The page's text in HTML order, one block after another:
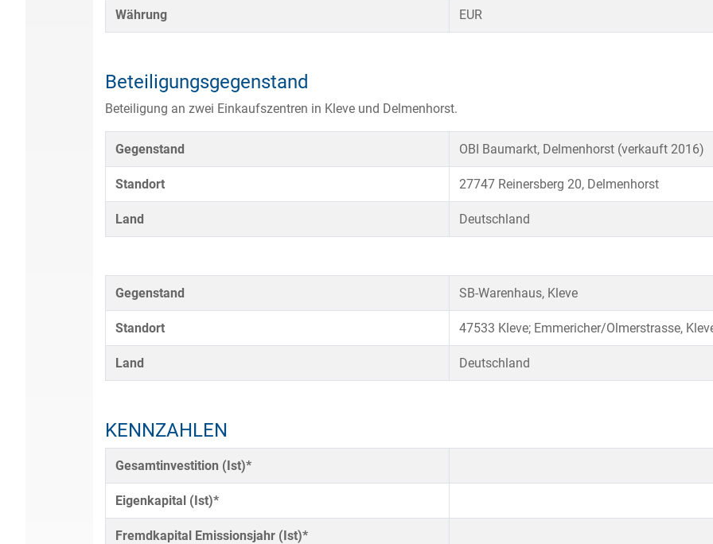
Währung EUR
Beteiligungsgegenstand
Beteiligung an zwei Einkaufszentren in Kleve und Delmenhorst.
Gegenstand OBI Baumarkt, Delmenhorst (verkauft 2016)
Standort 27747 Reinersberg 20, Delmenhorst
Land Deutschland
Gegenstand SB-Warenhaus, Kleve
Standort 47533 Kleve; Emmericher/Olmerstrasse,
Land Deutschland
KENNZAHLEN
Gesamtinvestition (Ist)*
Eigenkapital (Ist)*
Fremdkapital Emissionsjahr (Ist)*